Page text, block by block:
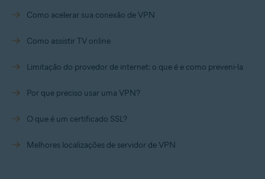
Como acelerar sua conexão de VPN
Como assistir TV online
Limitação do provedor de internet: o que é e como preveni-la
Por que preciso usar uma VPN?
O que é um certificado SSL?
Melhores localizações de servidor de VPN